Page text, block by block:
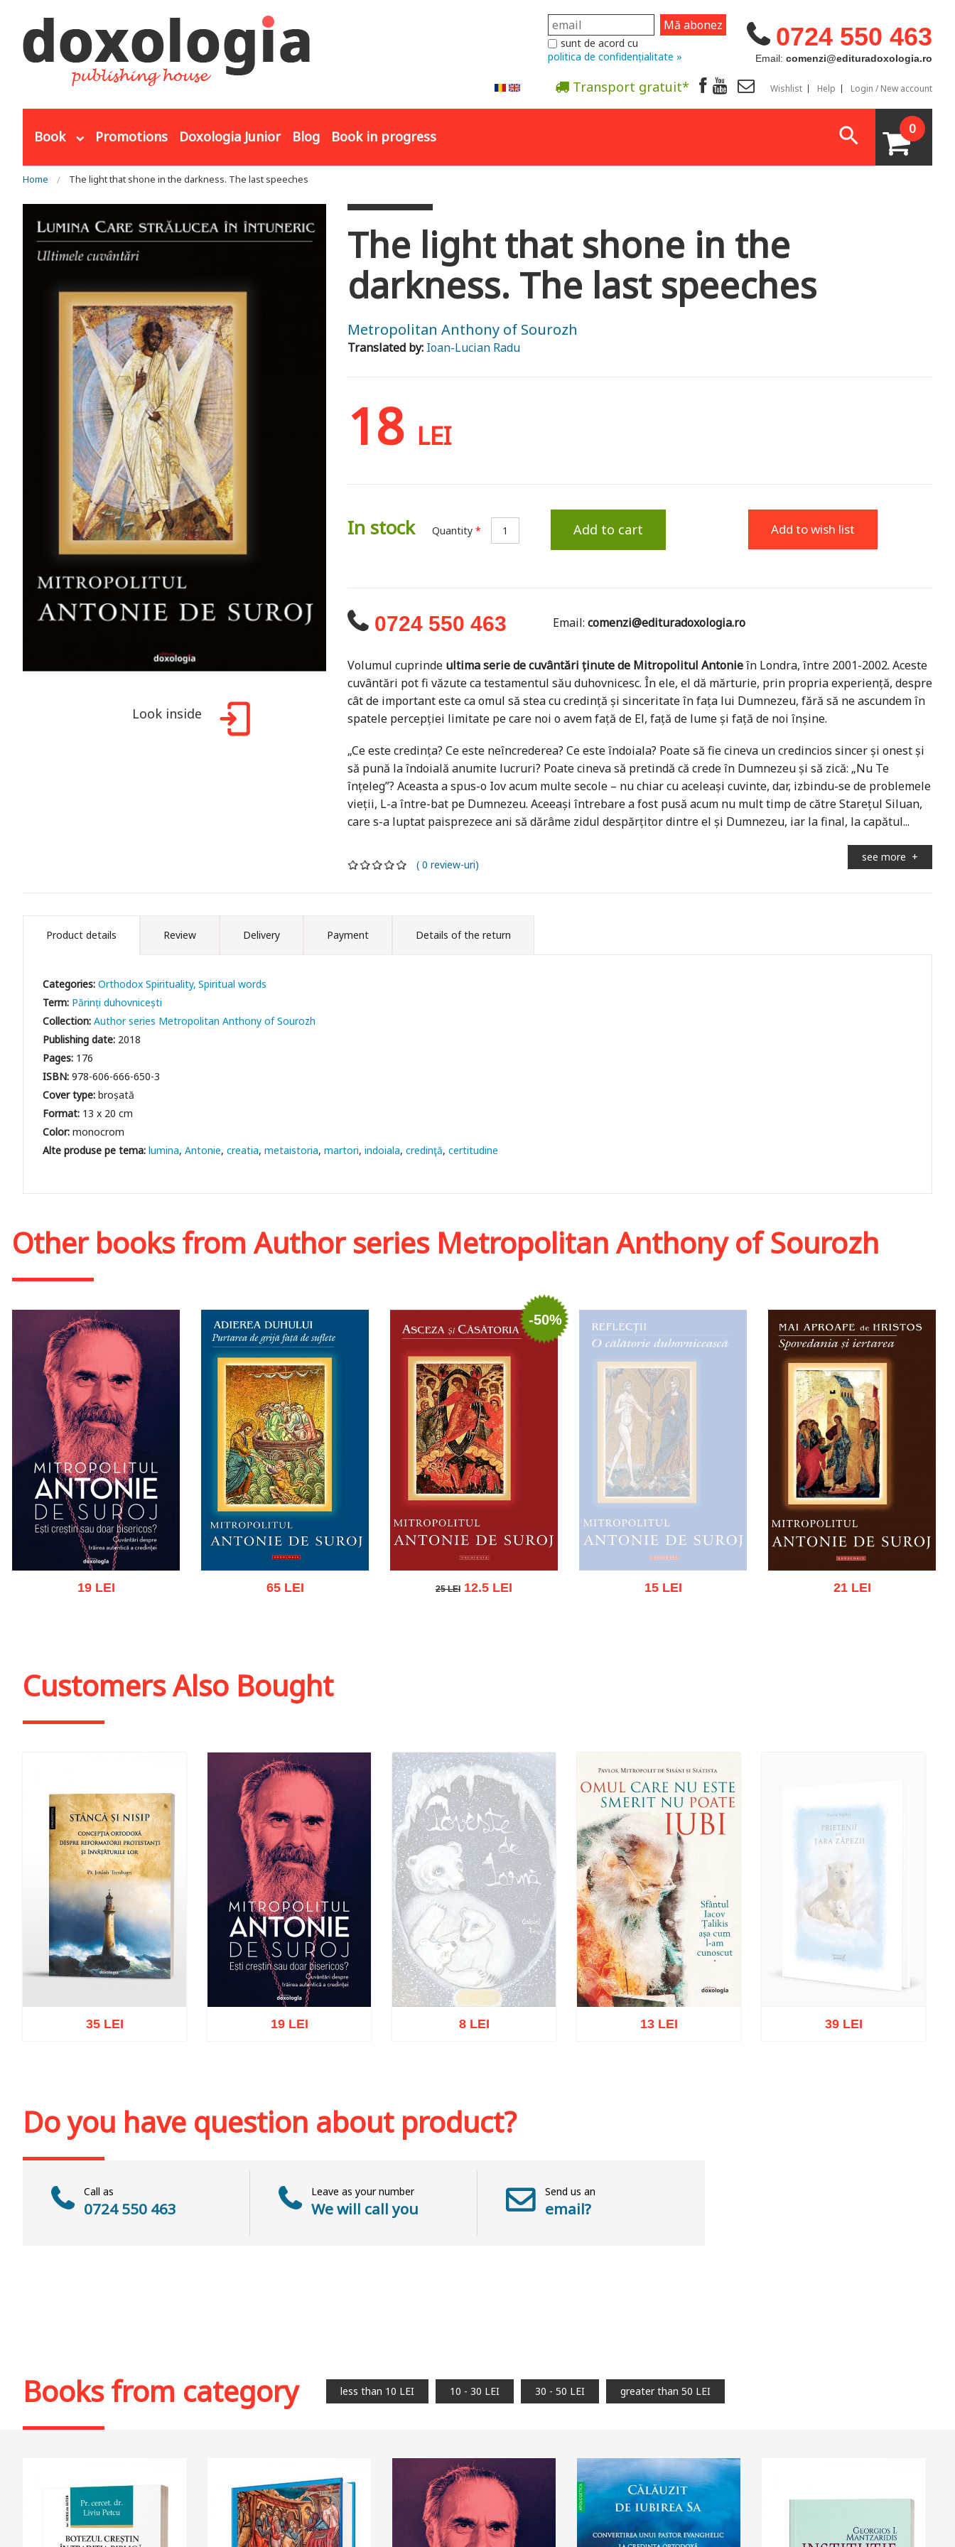
0724 550 463
Email: comenzi@edituradoxologia.ro
sunt de acord cu
politica de confidențialitate »
Transport gratuit* Wishlist Help Login / New account
Book Promotions Doxologia Junior Blog Book in progress 0
You are here
Home The light that shone in the darkness. The last speeches
Look inside
The light that shone in the
darkness. The last speeches
Metropolitan Anthony of Sourozh
Translated by: Ioan-Lucian Radu
18 LEI
In stock Quantity * Add to cart Add to wish list
0724 550 463 Email:comenzi@edituradoxologia.ro
Volumul cuprinde ultima serie de cuvântări ținute de Mitropolitul Antonieîn Londra, între 2001-2002. Aceste
cuvântări pot fi văzute ca testamentul său duhovnicesc. În ele, el dă mărturie, prin propria experiență, despre
cât de important este ca omul să stea cu credință și sinceritate în fața lui Dumnezeu, fără să ne ascundem în
spatele percepției limitate pe care noi o avem față de El, față de lume și față de noi înșine.
„Ce este credința? Ce este neîncrederea? Ce este îndoiala? Poate să fie cineva un credincios sincer și onest și
să pună la îndoială anumite lucruri? Poate cineva să pretindă că crede în Dumnezeu și să zică: „Nu Te
înțeleg”? Aceasta a spus-o Iov acum multe secole – nu chiar cu aceleași cuvinte, dar, izbindu-se de problemele
vieții, L-a între-bat pe Dumnezeu. Aceeași întrebare a fost pusă acum nu mult timp de către Starețul Siluan,
care s-a luptat paisprezece ani să dărâme zidul despărțitor dintre el și Dumnezeu, iar la final, la capătul...
see more +
( 0 review-uri)
Product details Review Delivery Payment Details of the return
Categories:Orthodox Spirituality Spiritual words
Term: Părinți duhovnicești
Collection:Author series Metropolitan Anthony of Sourozh
Publishing date: 2018
Pages: 176
ISBN:978-606-666-650-3
Cover type:broșată
Format: 13 x 20 cm
Color:monocrom
lumina Antonie creatia metaistoria martori indoiala credinţă certitudine
Other books fromAuthor series Metropolitan Anthony of Sourozh
19 LEI 65 LEI
-50%
25 LEI
25 LEI 12.5 LEI 15 LEI 21 LEI
Customers Also Bought
35 LEI
19 LEI
8 LEI 13 LEI 39 LEI
Do you have question about product?
Call as
0724 550 463
Leave as your number
We will call you
Send us an
email?
Books from category less than 10 LEI 10 - 30 LEI 30 - 50 LEI greater than 50 LEI